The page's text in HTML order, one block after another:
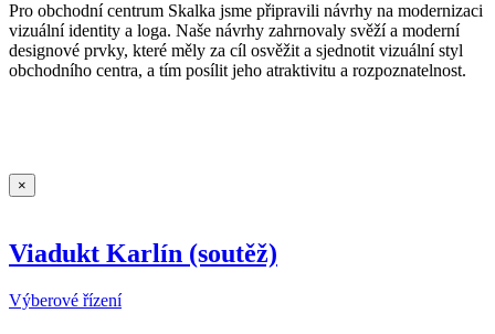
Pro obchodní centrum Skalka jsme připravili návrhy na modernizaci
vizuální identity a loga. Naše návrhy zahrnovaly svěží a moderní
designové prvky, které měly za cíl osvěžit a sjednotit vizuální styl
obchodního centra, a tím posílit jeho atraktivitu a rozpoznatelnost.
×
Viadukt Karlín (soutěž)
Výberové řízení